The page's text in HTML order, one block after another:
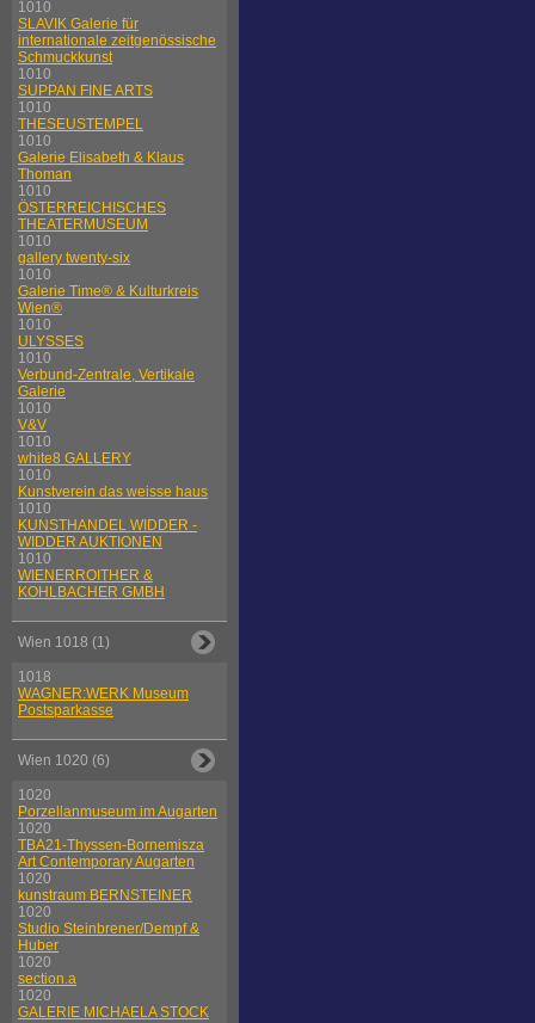
1010
SLAVIK Galerie für
internationale zeitgenössische
Schmuckkunst
1010
SUPPAN FINE ARTS
1010
THESEUSTEMPEL
1010
Galerie Elisabeth & Klaus
Thoman
1010
ÖSTERREICHISCHES
THEATERMUSEUM
1010
gallery twenty-six
1010
Galerie Time® & Kulturkreis
Wien®
1010
ULYSSES
1010
Verbund-Zentrale, Vertikale
Galerie
1010
V&V
1010
white8 GALLERY
1010
Kunstverein das weisse haus
1010
KUNSTHANDEL WIDDER -
WIDDER AUKTIONEN
1010
WIENERROITHER &
KOHLBACHER GMBH
Wien 1018 (1)
1018
WAGNER:WERK Museum
Postsparkasse
Wien 1020 (6)
1020
Porzellanmuseum im Augarten
1020
TBA21-Thyssen-Bornemisza
Art Contemporary Augarten
1020
kunstraum BERNSTEINER
1020
Studio Steinbrener/Dempf &
Huber
1020
section.a
1020
GALERIE MICHAELA STOCK